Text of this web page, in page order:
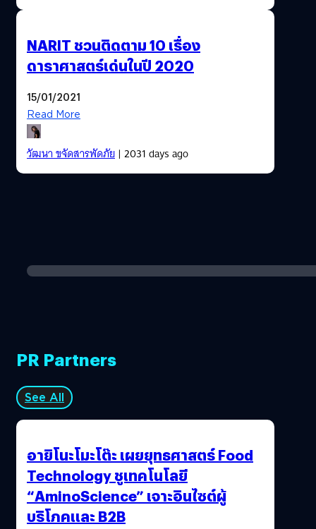
NARIT ชวนติดตาม 10 เรื่อง
ดาราศาสตร์เด่นในปี 2020
15/01/2021
Read More
วัฒนา ขจัดสารพัดภัย| 2031 days ago
PR Partners
See All
อายิโนะโมะโต๊ะ เผยยุทธศาสตร์ Food
Technology ชูเทคโนโลยี
“AminoScience” เจาะอินไซต์ผู้
บริโภคและ B2B